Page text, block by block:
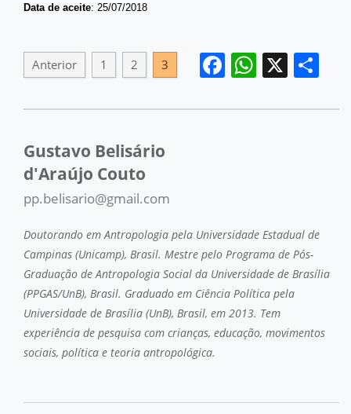
Data de aceite: 25/07/2018
Facebook
X
Anterior 1 2 3
Gustavo Belisário
d'Araújo Couto
pp.belisario@gmail.com
Doutorando em Antropologia pela Universidade Estadual de
Campinas (Unicamp), Brasil. Mestre pelo Programa de Pós-
Graduação de Antropologia Social da Universidade de Brasília
(PPGAS/UnB), Brasil. Graduado em Ciência Política pela
Universidade de Brasília (UnB), Brasil, em 2013. Tem
experiência de pesquisa com crianças, educação, movimentos
sociais, política e teoria antropológica.